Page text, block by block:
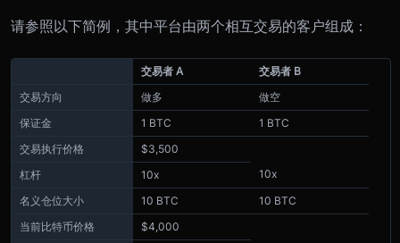
请参照以下简例，其中平台由两个相互交易的客户组成：
交易者 A
交易者 B
交易方向
做多
做空
保证金
1 BTC
1 BTC
交易执行价格
$3,500
杠杆
10x
10x
名义仓位大小
10 BTC
10 BTC
当前比特币价格
$4,000